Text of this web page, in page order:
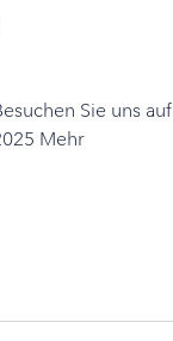
Sie uns auf